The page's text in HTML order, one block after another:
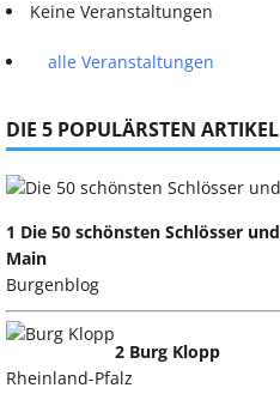
Keine Veranstaltungen
alle Veranstaltungen
DIE 5 POPULÄRSTEN ARTIKEL
1 Die 50 schönsten Schlösser
Main
Burgenblog
2 Burg Klopp
Rheinland-Pfalz